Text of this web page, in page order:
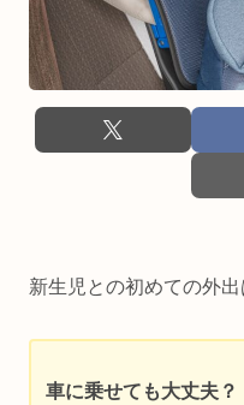
新生児との初めての外出
車に乗せても大丈夫？